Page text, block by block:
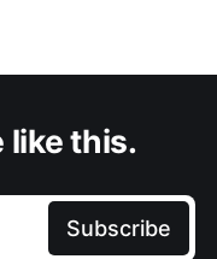
like this.
Subscribe